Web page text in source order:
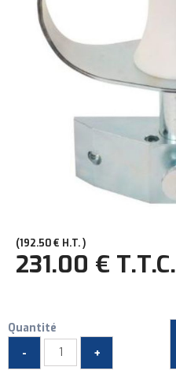
192.50€ H.T.
231.00 € T.T.C.
Quantité